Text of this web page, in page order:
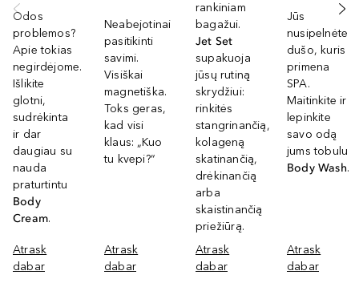
Odos
problemos?
Apie tokias
negirdėjome.
Išlikite
glotni,
sudrėkinta
ir dar
daugiau su
nauda
praturtintu
Body
Cream.
Atrask
dabar
Neabejotinai
pasitikinti
savimi.
Visiškai
magnetiška.
Toks geras,
kad visi
klaus: „Kuo
tu kvepi?“
Atrask
dabar
rankiniam
bagažui.
Jet Set
supakuoja
jūsų rutiną
skrydžiui:
rinkitės
stangrinančią,
kolageną
skatinančią,
drėkinančią
arba
skaistinančią
priežiūrą.
Atrask
dabar
Jūs
nusipelnėte
dušo, kuris
primena
SPA.
Maitinkite ir
lepinkite
savo odą
jums tobulu
Body Wash.
Atrask
dabar